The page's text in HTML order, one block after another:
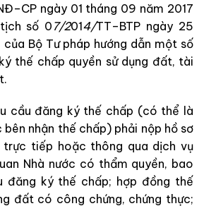
–CP ngày 01 tháng 09 năm 2017
tịch số 0 7/2014/TT–BTP ngày 25
của Bộ Tư pháp hướng dẫn một số
ký thế chấp quyền sử dụng đất, tài
.
cầu đăng ký thế chấp (có thể là
bên nhận thế chấp) phải nộp hồ sơ
trực tiếp hoặc thông qua dịchvụ
Nhà nước có thẩm quyền, bao
đăng ký thế chấp; hợp đồng thế
đất có công chứng, chứng thực;